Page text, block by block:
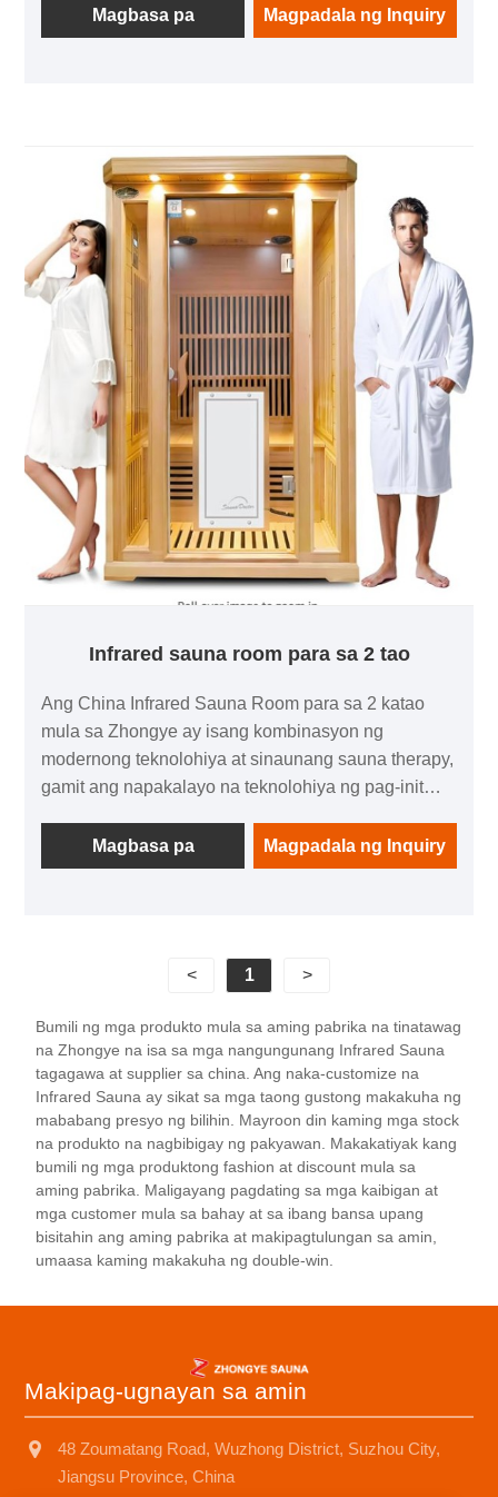
nag -iinit at pantay na nagpapalabas ng init, na
nagpapahintulot sa init na mabilis na mapalawak
epektibong pinapaginhawa ang pagkapagod, at
pinapawi ang pag -igting ng kalamnan.
Magbasa pa Magpadala ng Inquiry
Infrared sauna room para sa 2 tao
Ang China Infrared Sauna Room para sa 2 katao
mula sa Zhongye ay isang kombinasyon ng
modernong teknolohiya at sinaunang sauna therapy,
gamit ang napakalayo na teknolohiya ng pag-init
itaguyod ang sirkulasyon ng dugo at detoxification,
na nagdadala ng komportable at nakapagpapalakas
ang pangmatagalang tibay. Nilagyan ng mga
advanced na tampok tulad ng mga pintuan ng
madali itong mapatakbo. Bilang karagdagan,
mayroon din itong mga pakinabang tulad ng walang
kinakailangang pagpapanatili, maginhawa at
mahusay. Ang mga gumagamit ay madaling
tamasahin ang isang mataas na kalidad na
karanasan sa sauna sa bahay, kung ito ay pagtikim
ng alak, pagbabasa, o paggugol ng oras sa pamilya,
ito ay gantimpala para sa isang abalang buhay.
Magbasa pa Magpadala ng Inquiry
< 1 >
Bumili ng mga produkto mula sa aming pabrika na tinatawag
na Zhongye na isa sa mga nangungunang Infrared Sauna
tagagawa at supplier sa china. Ang naka-customize na
Infrared Sauna ay sikat sa mga taong gustong makakuha ng
mababang presyo ng bilihin. Mayroon din kaming mga stock
na produkto na nagbibigay ng pakyawan. Makakatiyak kang
bumili ng mga produktong fashion at discount mula sa
aming pabrika. Maligayang pagdating sa mga kaibigan at
mga customer mula sa bahay at sa ibang bansa upang
bisitahin ang aming pabrika at makipagtulungan sa amin,
umaasa kaming makakuha ng double-win.
Makipag-ugnayan sa amin
48 Zoumatang Road, Wuzhong District, Suzhou City,
Jiangsu Province, China